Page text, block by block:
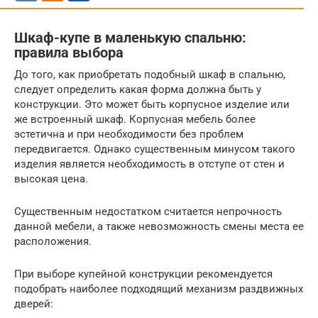
Шкаф-купе в маленькую спальню:
правила выбора
До того, как приобретать подобный шкаф в спальню,
следует определить какая форма должна быть у
конструкции. Это может быть корпусное изделие или
же встроенный шкаф. Корпусная мебель более
эстетична и при необходимости без проблем
передвигается. Однако существенным минусом такого
изделия является необходимость в отступе от стен и
высокая цена.
Существенным недостатком считается непрочность
данной мебели, а также невозможность смены места ее
расположения.
При выборе купейной конструкции рекомендуется
подобрать наиболее подходящий механизм раздвижных
дверей: